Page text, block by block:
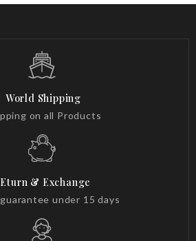
World Shipping
on all Products
& Exchange
under 15 days